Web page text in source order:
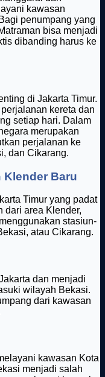
kawasan
penumpang yang
bisa menjadi
dibanding harus ke
di Jakarta Timur.
kereta dan
setiap hari. Dalam
merupakan
perjalanan ke
dan Cikarang.
Klender Baru
Timur yang padat
dari area Klender,
stasiun-
atau Cikarang.
dan menjadi
wilayah Bekasi.
dari kawasan
kawasan Kota
menjadi salah